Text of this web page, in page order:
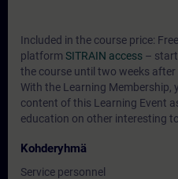
Included in the course price:
platform SITRAIN access –
the course until two weeks after
With the Learning Membership,
content of this Learning Event
education on other interesting
Kohderyhmä
Service personnel